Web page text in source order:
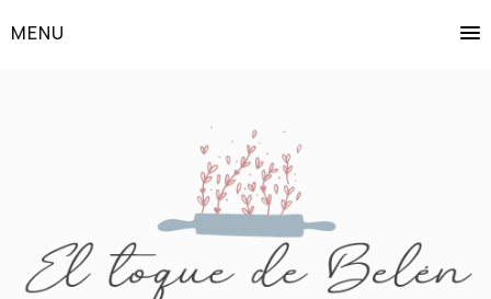
MENU